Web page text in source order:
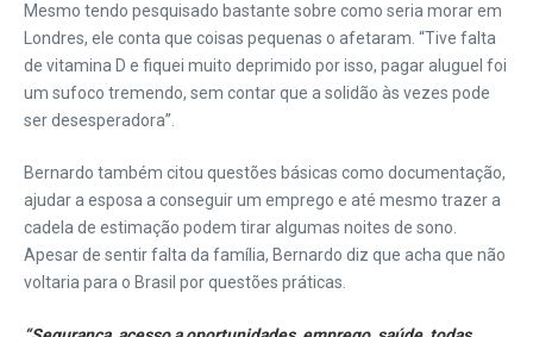
Mesmo tendo pesquisado bastante sobre como seria morar em
Londres, ele conta que coisas pequenas o afetaram. “Tive falta
de vitamina D e fiquei muito deprimido por isso, pagar aluguel foi
um sufoco tremendo, sem contar que a solidão às vezes pode
ser desesperadora”.
Bernardo também citou questões básicas como documentação,
ajudar a esposa a conseguir um emprego e até mesmo trazer a
cadela de estimação podem tirar algumas noites de sono.
Apesar de sentir falta da família, Bernardo diz que acha que não
voltaria para o Brasil por questões práticas.